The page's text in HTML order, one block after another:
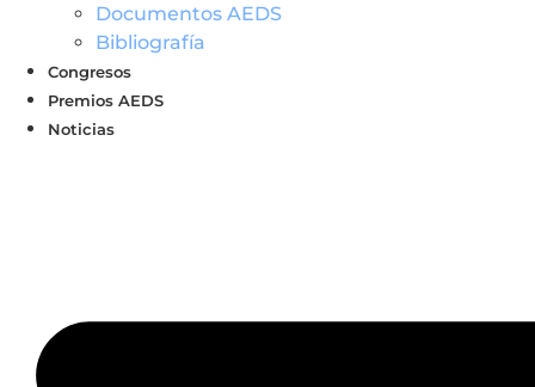
Documentos AEDS
Bibliografía
Congresos
Premios AEDS
Noticias